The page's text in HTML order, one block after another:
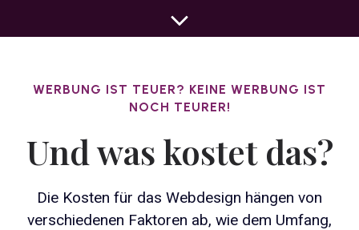
WERBUNG IST TEUER? KEINE WERBUNG IST
NOCH TEURER!
Und was kostet das?
Die Kosten für das Webdesign hängen von
verschiedenen Faktoren ab, wie dem Umfang,